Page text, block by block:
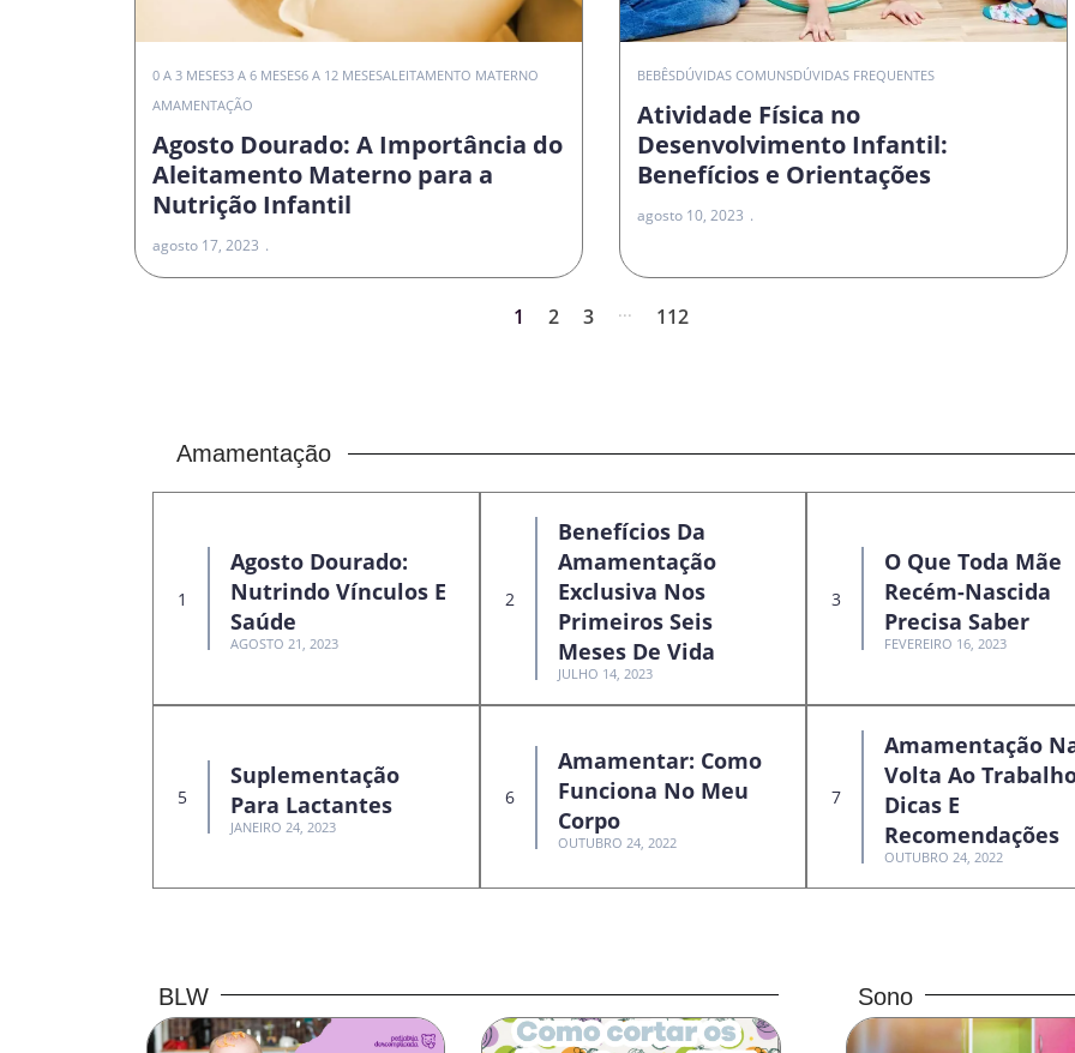
0 A 3 MESES3 A 6 MESES6 A 12 MESESALEITAMENTO MATERNO
AMAMENTAÇÃO
Agosto Dourado: A Importância do
Aleitamento Materno para a
Nutrição Infantil
agosto 17, 2023
BEBÊSDÚVIDAS COMUNSDÚVIDAS FREQUENTES
Atividade Física no
Desenvolvimento Infantil:
Benefícios e Orientações
agosto 10, 2023
1 2 3 ... 112
Amamentação
Agosto Dourado:
Nutrindo Vínculos E
Saúde
AGOSTO 21, 2023
Benefícios Da
Amamentação
Exclusiva Nos
Primeiros Seis
Meses De Vida
JULHO 14, 2023
O Que Toda Mãe
Recém-Nascida
Precisa Saber
FEVEREIRO 16, 2023
Suplementação
Para Lactantes
JANEIRO 24, 2023
Amamentar: Como
Funciona No Meu
Corpo
OUTUBRO 24, 2022
Amamentação
Volta Ao
Dicas E
Recomendações
OUTUBRO 24, 2022
BLW Sono